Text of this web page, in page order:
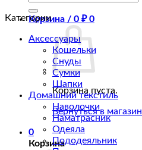
Корзина / 0 ₽ 0
Корзина пуста.
Вернуться в магазин
0
Корзина
Категории
Аксессуары
Кошельки
Снуды
Сумки
Шапки
Домашний текстиль
Наволочки
Наматрасник
Одеяла
Пододеяльник